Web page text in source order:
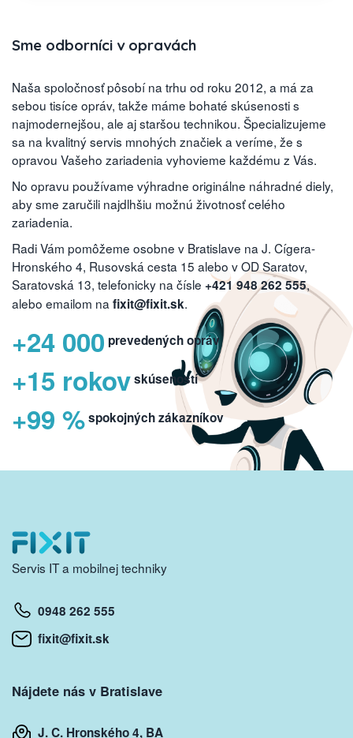
Sme odborníci v opravách
Naša spoločnosť pôsobí na trhu od roku 2012, a má za
sebou tisíce opráv, takže máme bohaté skúsenosti s
najmodernejšou, ale aj staršou technikou. Špecializujeme
sa na kvalitný servis mnohých značiek a veríme, že s
opravou Vašeho zariadenia vyhovieme každému z Vás.
No opravu používame výhradne originálne náhradné diely,
aby sme zaručili najdlhšiu možnú životnosť celého
zariadenia.
Radi Vám pomôžeme osobne v Bratislave na J. Cígera-
Hronského 4, Rusovská cesta 15 alebo v OD Saratov,
Saratovská 13, telefonicky na čísle +421 948 262 555,
alebo emailom na fixit@fixit.sk.
+24 000 prevedených opráv
+15 rokovskúseností
+99 %spokojných zákazníkov
Servis IT a mobilnej techniky
0948 262 555
fixit@fixit.sk
Nájdete nás v Bratislave
J. C. Hronského 4, BA